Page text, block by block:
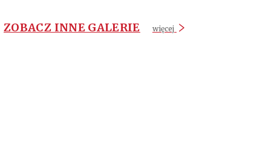
ZOBACZ INNE GALERIE więcej